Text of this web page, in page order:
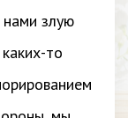
нами злую
то